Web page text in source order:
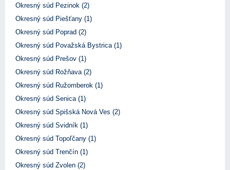
Okresný súd Pezinok (2)
Okresný súd Piešťany (1)
Okresný súd Poprad (2)
Okresný súd Považská Bystrica (1)
Okresný súd Prešov (1)
Okresný súd Rožňava (2)
Okresný súd Ružomberok (1)
Okresný súd Senica (1)
Okresný súd Spišská Nová Ves (2)
Okresný súd Svidník (1)
Okresný súd Topoľčany (1)
Okresný súd Trenčín (1)
Okresný súd Zvolen (2)